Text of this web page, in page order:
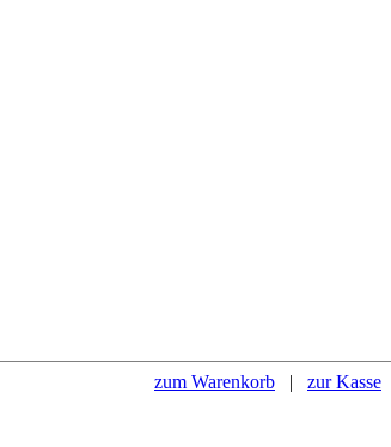
zum Warenkorb | zur Kasse